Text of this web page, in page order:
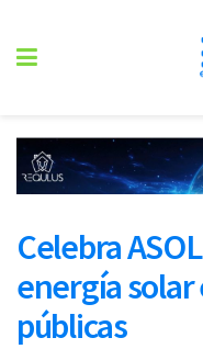
Celebra
energía
públicas